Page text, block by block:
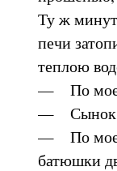
Ту ж
печи
теплою
— По
— Сынок!
— По
батюшки